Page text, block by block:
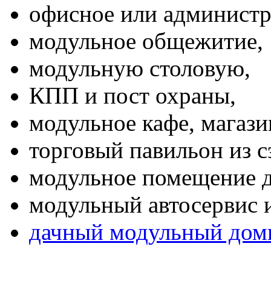
офисное или
модульное общежитие,
модульную столовую,
КПП и пост охраны,
модульное кафе,
торговый павильон из
модульное помещение
модульный автосервис
дачный модульный